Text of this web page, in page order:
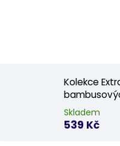
Kolekce
Skladem
539 Kč